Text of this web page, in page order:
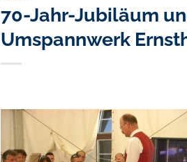
70-Jahr-Jubiläum
Umspannwerk